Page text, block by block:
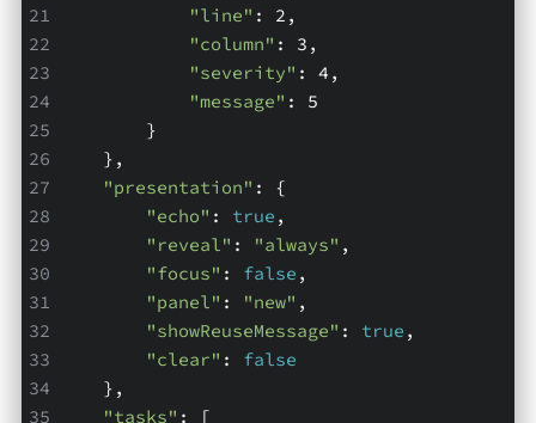
"line" : 2,
"column" : 3,
"severity" : 4,
"message" : 5
        }
    },
"presentation" : {
"echo" : true ,
"reveal" : "always" ,
"focus" : false ,
"panel" : "new" ,
"showReuseMessage" : true ,
"clear" : false
    },
"tasks" : [